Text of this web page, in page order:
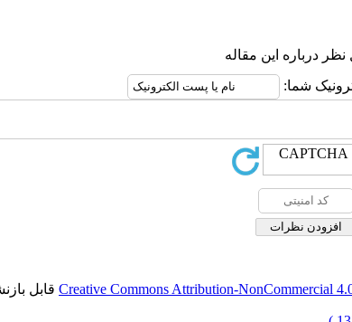
نظر درباره این مقاله
شما:
Creative Commons Attribution-NonCommercial قابل